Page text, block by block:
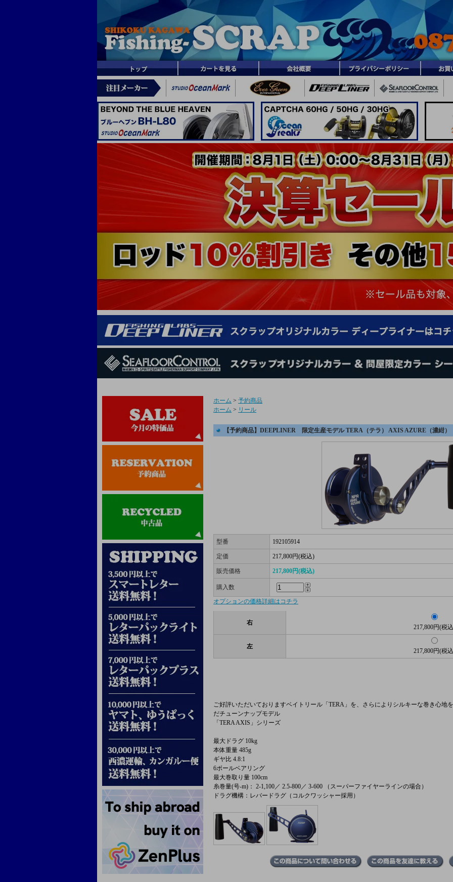
ホーム > 予約商品
ホーム > リール
【予約商品】DEEPLINER 限定生産モデル TERA（テラ） AXIS AZURE（濃紺
型番 192105914
定価 217,800円(税込)
販売価格 217,800円(税込)
購入数
オプションの価格詳細はコチラ
右
217,800円(税
左
217,800円(税
ご好評いただいておりますベイトリール「TERA」を、さらによりシルキーな巻き心地
だチューンナップモデル
「TERA AXIS」シリーズ
最大ドラグ 10kg
本体重量 485g
ギヤ比 4.8:1
6ボールベアリング
最大巻取り量 100cm
糸巻量(号-m)： 2-1,100／ 2.5-800／ 3-600 （スーパーファイヤーラインの場合）
ドラグ機構：レバードラグ（コルクワッシャー採用）